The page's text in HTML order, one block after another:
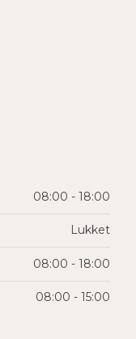
​08:00 - 18:00
​Lukket
​08:00 - 18:00
​08:00 - 15:00